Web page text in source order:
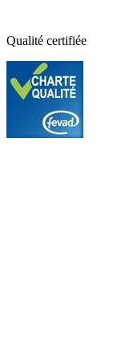
Qualité certifiée